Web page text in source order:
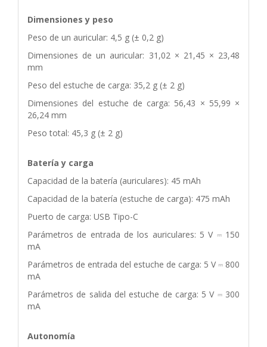
Dimensiones y peso
Peso de un auricular: 4,5 g (± 0,2 g)
Dimensiones de un auricular: 31,02 × 21,45 × 23,48
mm
Peso del estuche de carga: 35,2 g (± 2 g)
Dimensiones del estuche de carga: 56,43 × 55,99 ×
26,24 mm
Peso total: 45,3 g (± 2 g)
Batería y carga
Capacidad de la batería (auriculares): 45 mAh
Capacidad de la batería (estuche de carga): 475 mAh
Puerto de carga: USB Tipo-C
Parámetros de entrada de los auriculares: 5 V ⎓ 150
mA
Parámetros de entrada del estuche de carga: 5 V ⎓ 800
mA
Parámetros de salida del estuche de carga: 5 V ⎓ 300
mA
Autonomía